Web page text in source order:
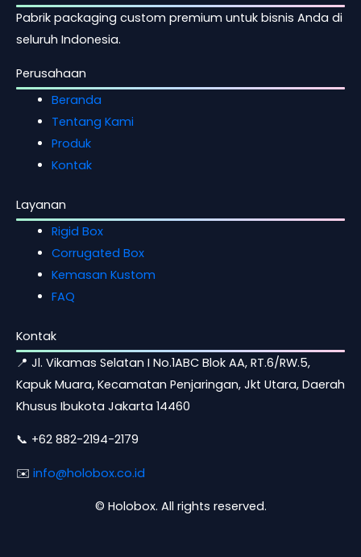
Pabrik packaging custom premium untuk bisnis Anda di
seluruh Indonesia.
Perusahaan
Beranda
Tentang Kami
Produk
Kontak
Layanan
Rigid Box
Corrugated Box
Kemasan Kustom
FAQ
Kontak
📍 Jl. Vikamas Selatan I No.1ABC Blok AA, RT.6/RW.5,
Kapuk Muara, Kecamatan Penjaringan, Jkt Utara, Daerah
Khusus Ibukota Jakarta 14460
📞 +62 882-2194-2179
✉️ info@holobox.co.id
© Holobox. All rights reserved.